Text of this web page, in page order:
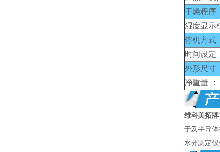
干燥程序
湿度显示
停机方式
时间设定
外形尺寸
净重量 ：
维科美拓牌
子及半导
水分测定